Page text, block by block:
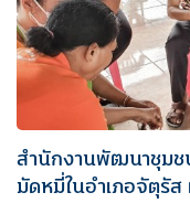
สำนักงานพัฒนาชุมช
มัดหมี่ในอำเภอจัตุรั